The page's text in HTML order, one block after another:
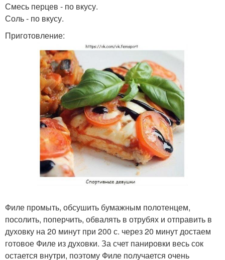
Смесь перцев - по вкусу.
Соль - по вкусу.
Приготовление:
Филе промыть, обсушить бумажным полотенцем,
посолить, поперчить, обвалять в отрубях и отправить в
духовку на 20 минут при 200 с. через 20 минут достаем
готовое Филе из духовки. За счет панировки весь сок
остается внутри, поэтому Филе получается очень